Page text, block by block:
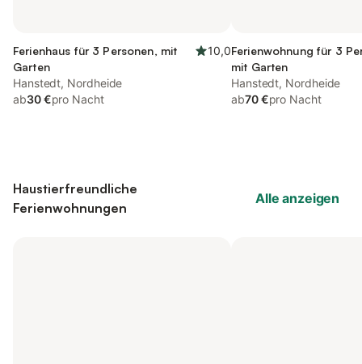
Ferienhaus für 3 Personen, mit
Garten
10,0
Hanstedt, Nordheide
ab30 €pro Nacht
Ferienwohnung für 3
mit Garten
Hanstedt, Nordheide
ab70 €pro Nacht
Haustierfreundliche
Ferienwohnungen
Alle anzeigen